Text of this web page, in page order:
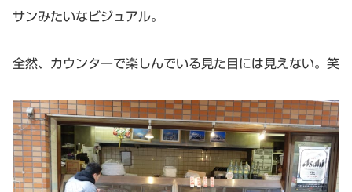
サンみたいなビジュアル。
全然、カウンターで楽しんでいる見た目には見えない。笑